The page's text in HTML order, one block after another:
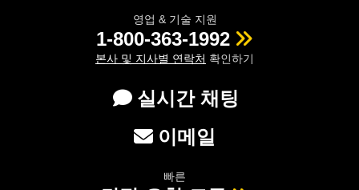
영업 & 기술 지원
1-800-363-1992
본사 및 지사별 연락처 확인하기
실시간 채팅
이메일
빠른